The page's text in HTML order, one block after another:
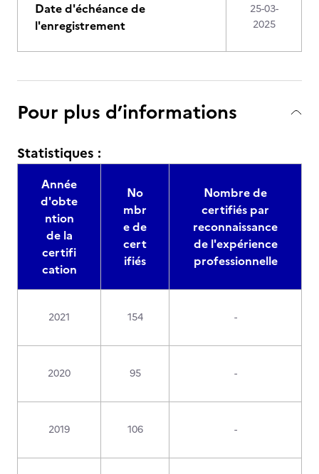
Date d'échéance de
l'enregistrement
25-03-
2025
Pour plus d’informations
Statistiques :
Année
d'obte
ntion
de la
certifi
cation
No
mbr
e de
cert
ifiés
Nombre de
certifiés par
reconnaissance
de l'expérience
professionnelle
2021 154 -
2020 95 -
2019 106 -